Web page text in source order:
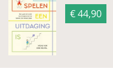
€ 44,90